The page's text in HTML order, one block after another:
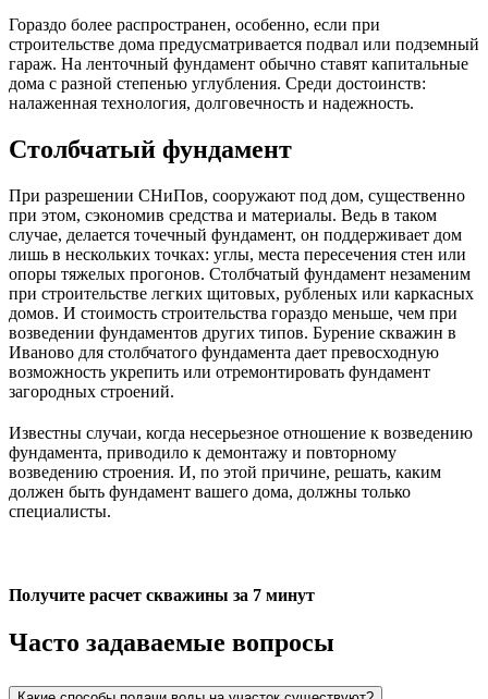
Гораздо более распространен, особенно, если при
строительстве дома предусматривается подвал или подземный
гараж. На ленточный фундамент обычно ставят капитальные
дома с разной степенью углубления. Среди достоинств:
налаженная технология, долговечность и надежность.
Столбчатый фундамент
При разрешении СНиПов, сооружают под дом, существенно
при этом, сэкономив средства и материалы. Ведь в таком
случае, делается точечный фундамент, он поддерживает дом
лишь в нескольких точках: углы, места пересечения стен или
опоры тяжелых прогонов. Столбчатый фундамент незаменим
при строительстве легких щитовых, рубленых или каркасных
домов. И стоимость строительства гораздо меньше, чем при
возведении фундаментов других типов. Бурение скважин в
Иваново для столбчатого фундамента дает превосходную
возможность укрепить или отремонтировать фундамент
загородных строений.
Известны случаи, когда несерьезное отношение к возведению
фундамента, приводило к демонтажу и повторному
возведению строения. И, по этой причине, решать, каким
должен быть фундамент вашего дома, должны только
специалисты.
Получите расчет скважины за 7 минут
Часто задаваемые вопросы